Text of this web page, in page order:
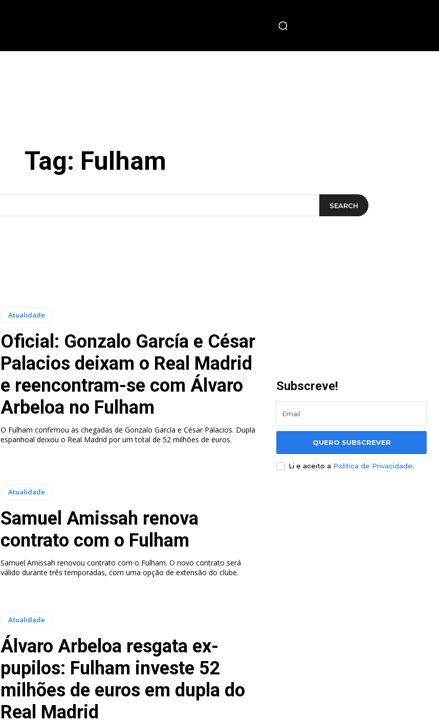
Tag: Fulham
SEARCH
Atualidade
Oficial: Gonzalo García e César
Palacios deixam o Real Madrid
e reencontram-se com Álvaro
Arbeloa no Fulham
O Fulham confirmou as chegadas de Gonzalo García e César Palacios. Dupla
espanhoal deixou o Real Madrid por um total de 52 milhões de euros.
Atualidade
Samuel Amissah renova
contrato com o Fulham
Samuel Amissah renovou contrato com o Fulham. O novo contrato será
válido durante três temporadas, com uma opção de extensão do clube.
Atualidade
Álvaro Arbeloa resgata ex-
pupilos: Fulham investe 52
milhões de euros em dupla do
Real Madrid
Subscreve!
QUERO SUBSCREVER
Li e aceito a Política de Privacidade.